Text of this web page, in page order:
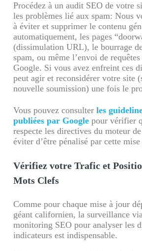
Procédez à un audit SEO de votre
les problèmes lié aux spam: Nous
à éviter et supprimer le contenu
automatiquement, les pages
(dissimulation URL), le bourrage
spam, ou même l’envoi de
Google. Si vous avez enfreint ces
peut agir et reconsidérer votre site
nouvelle soumission) une fois le
Vous pouvez consulter les
publiées par Googlepour vérifier
respecte les directives du moteur
éviter d’être pénalisé par cette
Vérifiez votre Trafic et
Mots Clefs
Comme pour chaque mise à jour
géant californien, la surveillance
monitoring SEO pour analyser les
indicateurs est indispensable.